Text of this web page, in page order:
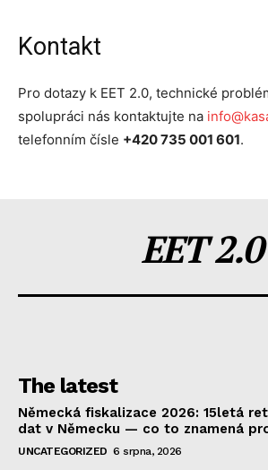
Kontakt
Pro dotazy k EET 2.0, technické
spolupráci nás kontaktujte na
telefonním čísle +420 735 001 601.
EET 2.0
The latest
Německá fiskalizace 2026: 15letá
dat v Německu — co to znamená
UNCATEGORIZED 6 srpna, 2026